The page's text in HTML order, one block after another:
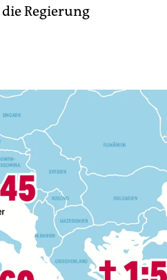
Regierung